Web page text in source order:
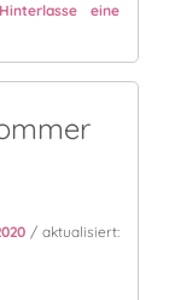
Hinterlasse eine
/ aktualisiert: